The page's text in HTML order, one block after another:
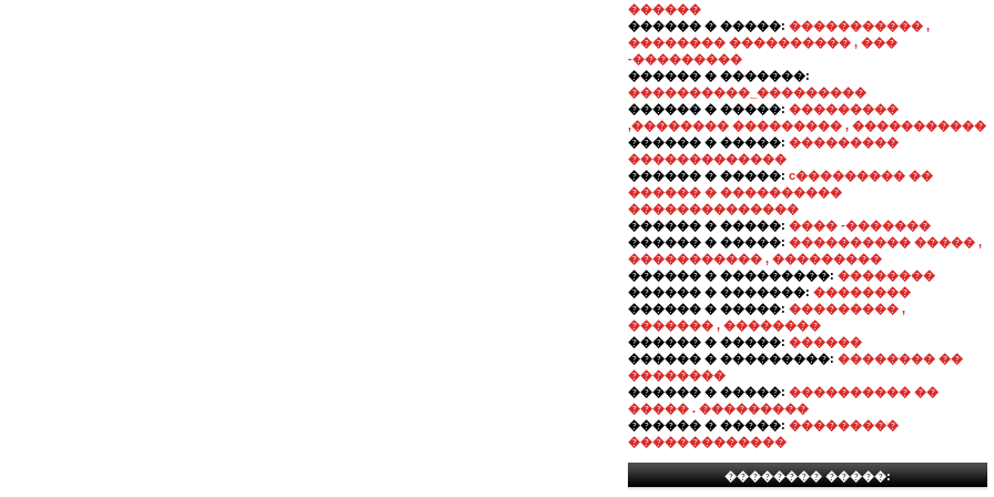
������
������ � �����: ����������� ,
�������� ���������� , ���
-���������
������ � �������:
����������_���������
������ � �����: ���������
,�������� ��������� , �����������
������ � �����: ���������
�������������
������ � �����: c��������� ��
������ � ����������
��������������
������ � �����: ���� -�������
������ � �����: ���������� ����� ,
����������� , ���������
������ � ���������: ��������
������ � �������: ��������
������ � �����: ��������� ,
������� , ��������
������ � �����: ������
������ � ���������: �������� ��
��������
������ � �����: ���������� ��
����� . ���������
������ � �����: ���������
�������������
�������� �����: